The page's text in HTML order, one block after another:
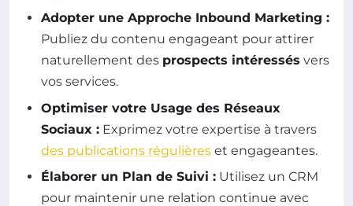
Adopter une Approche Inbound Marketing :
Publiez du contenu engageant pour attirer
naturellement des prospects intéressés vers
vos services.
Optimiser votre Usage des Réseaux
Sociaux : Exprimez votre expertise à travers
des publications régulières et engageantes.
Élaborer un Plan de Suivi : Utilisez un CRM
pour maintenir une relation continue avec